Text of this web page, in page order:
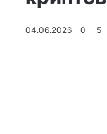
04.06.2026 0 5